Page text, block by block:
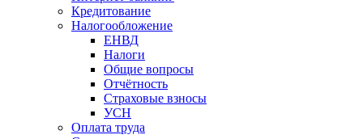
Кредитование
Налогообложение
ЕНВД
Налоги
Общие вопросы
Отчётность
Страховые взносы
УСН
Оплата труда